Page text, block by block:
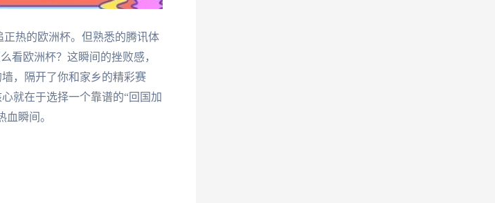
热的欧洲杯。但熟悉的腾讯体
看欧洲杯？这瞬间的挫败感，
，隔开了你和家乡的精彩赛
就在于选择一个靠谱的“回国加
瞬间。